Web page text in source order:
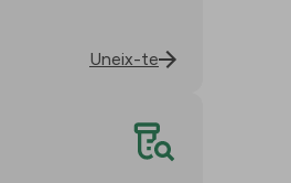
Uneix-te